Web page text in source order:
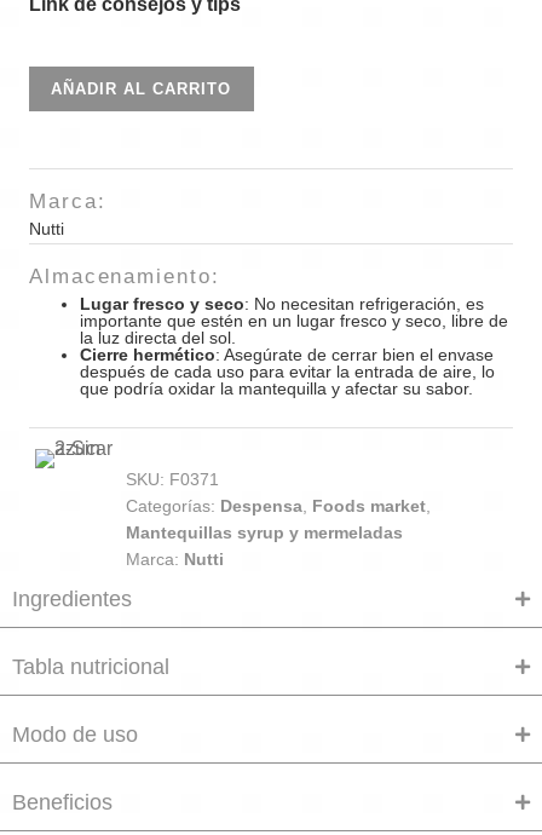
Link de consejos y tips
Mantequilla
cremosa
100gr
cantidad
AÑADIR AL CARRITO
Marca:
Nutti
Almacenamiento:
Lugar fresco y seco: No necesitan refrigeración, es
importante que estén en un lugar fresco y seco, libre de
la luz directa del sol.
Cierre hermético: Asegúrate de cerrar bien el envase
después de cada uso para evitar la entrada de aire, lo
que podría oxidar la mantequilla y afectar su sabor.
SKU: F0371
Categorías: Despensa Foods market
Mantequillas syrup y mermeladas
Marca: Nutti
Ingredientes
Tabla nutricional
Modo de uso
Beneficios